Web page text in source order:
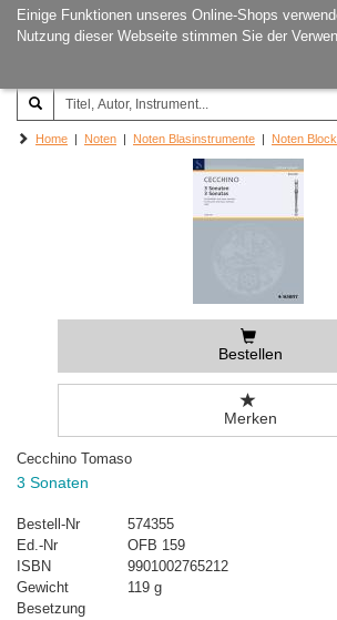
Einige Funktionen unseres Online-Shops
Nutzung dieser Webseite stimmen Sie der
Joachim‐Trekel‐Musikverlag,
Hamburg
Home | Noten | Noten Blasinstrumente | Noten
Bestellen
Merken
Cecchino Tomaso
3 Sonaten
Bestell-Nr
574355
Ed.-Nr
OFB 159
ISBN
9901002765212
Gewicht
119 g
Besetzung